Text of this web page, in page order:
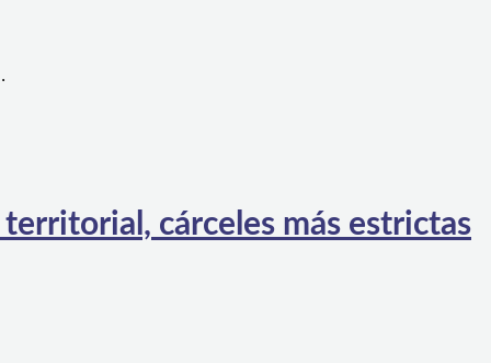
cárceles más estrictas